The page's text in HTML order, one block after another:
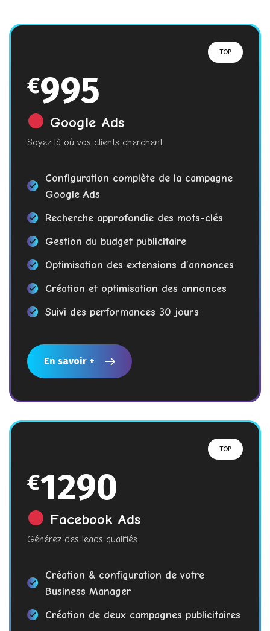
TOP
€995
Google Ads
Soyez là où vos clients cherchent
Configuration complète de la campagne
Google Ads
Recherche approfondie des mots-clés
Gestion du budget publicitaire
Optimisation des extensions d’annonces
Création et optimisation des annonces
Suivi des performances 30 jours
En savoir +
TOP
€1290
Facebook Ads
Générez des leads qualifiés
Création & configuration de votre
Business Manager
Création de deux campagnes publicitaires